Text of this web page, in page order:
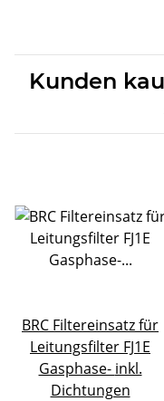
Kunden
BRC Filtereinsatz für
Leitungsfilter FJ1E
Gasphase- inkl.
Dichtungen